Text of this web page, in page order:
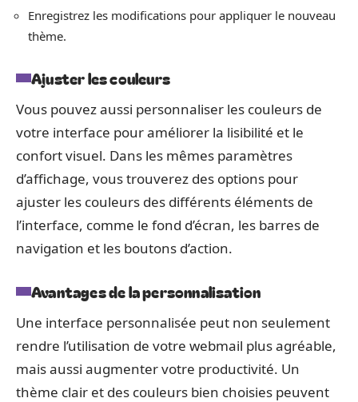
Enregistrez les modifications pour appliquer le nouveau
thème.
Ajuster les couleurs
Vous pouvez aussi personnaliser les couleurs de
votre interface pour améliorer la lisibilité et le
confort visuel. Dans les mêmes paramètres
d’affichage, vous trouverez des options pour
ajuster les couleurs des différents éléments de
l’interface, comme le fond d’écran, les barres de
navigation et les boutons d’action.
Avantages de la personnalisation
Une interface personnalisée peut non seulement
rendre l’utilisation de votre webmail plus agréable,
mais aussi augmenter votre productivité. Un
thème clair et des couleurs bien choisies peuvent